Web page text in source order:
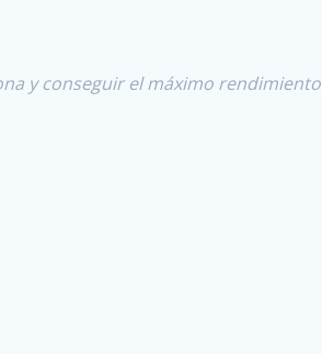
y conseguir el máximo rendimiento